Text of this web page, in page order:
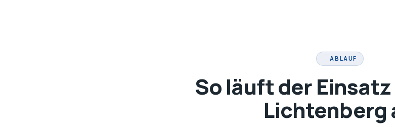
ABLAUF
So läuft der
Lichtenberg